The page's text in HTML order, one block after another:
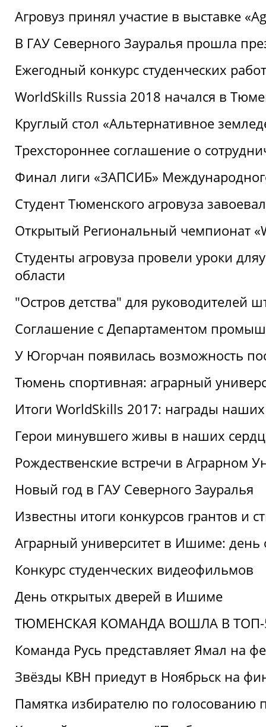
Агровуз принял участие в выставке
В ГАУ Северного Зауралья прошла
Ежегодный конкурс студенческих
WorldSkills Russia 2018 начался в
Круглый стол «Альтернативное
Трехстороннее соглашение о
Финал лиги «ЗАПСИБ»
Студент Тюменского агровуза
Открытый Региональный чемпионат
Студенты агровуза провели уроки
области
"Остров детства" для руководителей
Соглашение с Департаментом
У Югорчан появилась возможность
Тюмень спортивная: аграрный
Итоги WorldSkills 2017: награды наших
Герои минувшего живы в наших
Рождественские встречи в Аграрном
Новый год в ГАУ Северного Зауралья
Известны итоги конкурсов грантов и
Аграрный университет в Ишиме: день
Конкурс студенческих видеофильмов
День открытых дверей в Ишиме
ТЮМЕНСКАЯ КОМАНДА ВОШЛА В ТОП-
Команда Русь представляет Ямал на
Звёзды КВН приедут в Ноябрьск на
Памятка избирателю по голосованию